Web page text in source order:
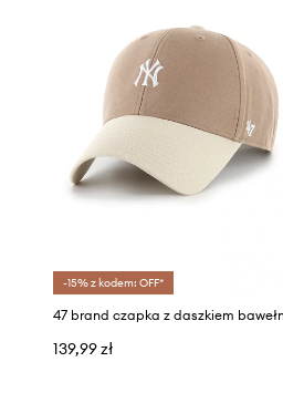
-15% z kodem: OFF*
139,99 zł